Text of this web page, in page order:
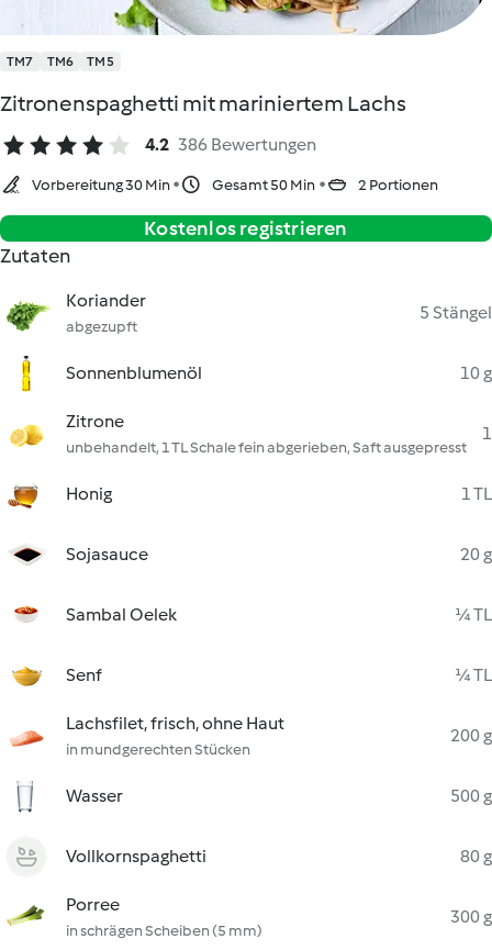
TM7 TM6 TM5
Zitronenspaghetti mit mariniertem Lachs
4.2 386 Bewertungen
Vorbereitung 30 Min Gesamt 50 Min 2 Portionen
Kostenlos registrieren
Zutaten
Koriander
abgezupft
5 Stängel
Sonnenblumenöl 10 g
Zitrone
unbehandelt, 1 TL Schale fein abgerieben, Saft ausgepresst
1
Honig 1 TL
Sojasauce 20 g
Sambal Oelek ¼ TL
Senf ¼ TL
Lachsfilet, frisch, ohne Haut
in mundgerechten Stücken
200 g
Wasser 500 g
Vollkornspaghetti 80 g
Porree
in schrägen Scheiben (5 mm)
300 g